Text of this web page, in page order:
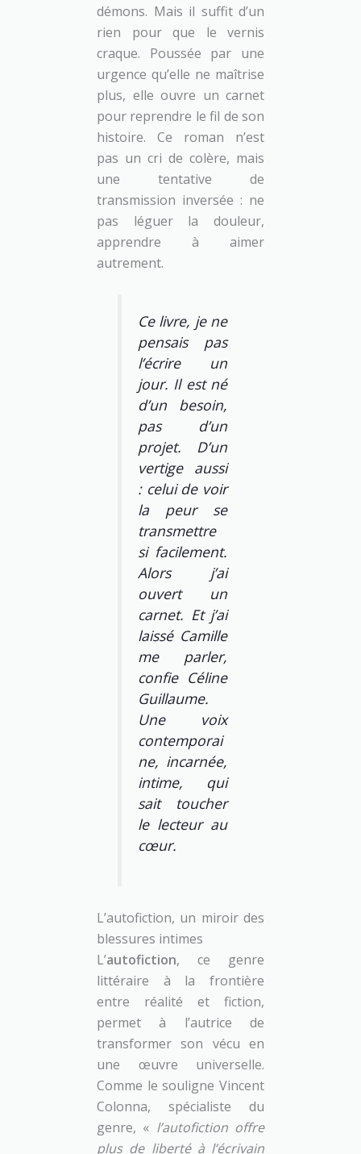
démons. Mais il suffit d’un
rien pour que le vernis
craque. Poussée par une
urgence qu’elle ne maîtrise
plus, elle ouvre un carnet
pour reprendre le fil de son
histoire. Ce roman n’est
pas un cri de colère, mais
une tentative de
transmission inversée : ne
pas léguer la douleur,
apprendre à aimer
autrement.
Ce livre, je ne
pensais pas
l’écrire un
jour. Il est né
d’un besoin,
pas d’un
projet. D’un
vertige aussi
: celui de voir
la peur se
transmettre
si facilement.
Alors j’ai
ouvert un
carnet. Et j’ai
laissé Camille
me parler,
confie Céline
Guillaume.
Une voix
contemporai
ne, incarnée,
intime, qui
sait toucher
le lecteur au
cœur.
L’autofiction, un miroir des
blessures intimes
L’autofiction, ce genre
littéraire à la frontière
entre réalité et fiction,
permet à l’autrice de
transformer son vécu en
une œuvre universelle.
Comme le souligne Vincent
Colonna, spécialiste du
genre, « l’autofiction offre
plus de liberté à l’écrivain